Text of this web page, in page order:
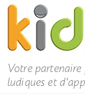
Votre partenaire
ludiques et